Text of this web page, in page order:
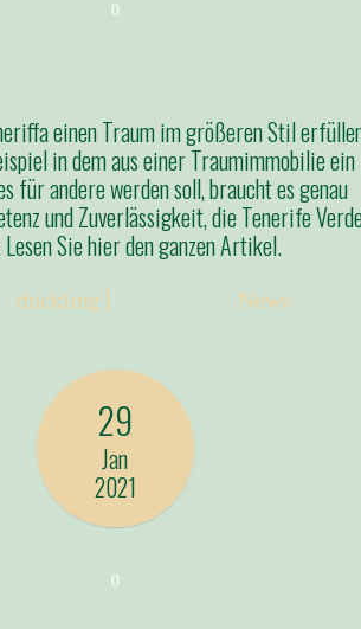
0
einen Traum im größeren Stil
in dem aus einer Traumimmobilie ein
für andere werden soll, braucht es genau
und Zuverlässigkeit, die Tenerife
Sie hier den ganzen Artikel.
duckling News
29
Jan
2021
0